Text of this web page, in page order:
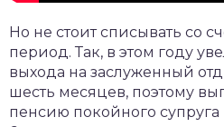
Но не стоит списывать со
период. Так, в этом году
выхода на заслуженный
шесть месяцев, поэтому
пенсию покойного супруга